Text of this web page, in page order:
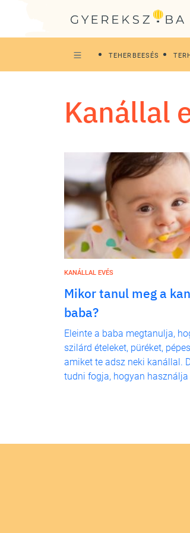
TEHERBEESÉS
kanállal
KANÁLLAL EVÉS
Mikor tanul meg a
baba?
Eleinte a baba megtanulja,
szilárd ételeket, püréket,
amiket te adsz neki kanállal.
tudni fogja, hogyan